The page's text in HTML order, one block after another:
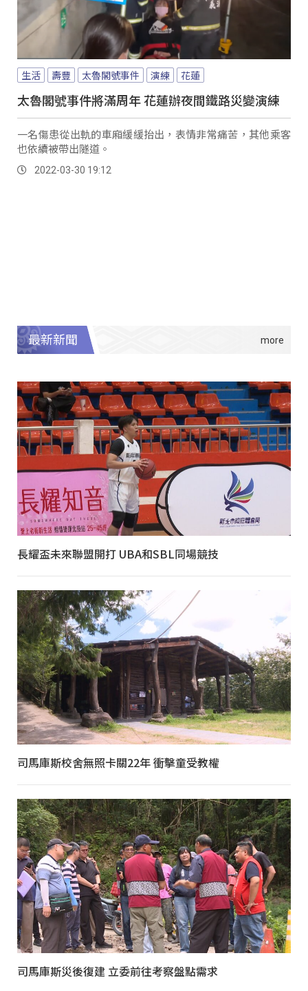
生活 壽豐 太魯閣號事件 演練 花蓮
太魯閣號事件將滿周年 花蓮辦夜間鐵路災變演練
一名傷患從出軌的車廂緩緩抬出，表情非常痛苦，其他乘客
也依續被帶出隧道。
2022-03-30 19:12
最新新聞
長耀盃未來聯盟開打 UBA和SBL同場競技
司馬庫斯校舍無照卡關22年 衝擊童受教權
司馬庫斯災後復建 立委前往考察盤點需求